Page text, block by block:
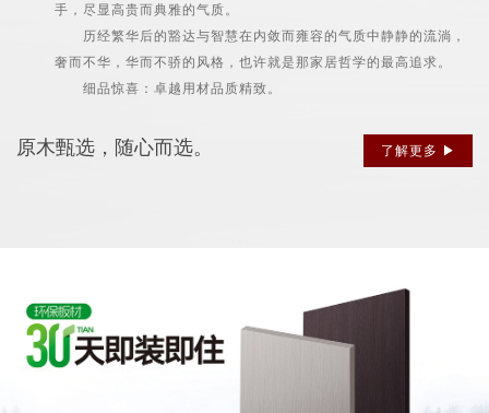
手，尽显高贵而典雅的气质。
历经繁华后的豁达与智慧在内敛而雍容的气质中静静的流淌，
奢而不华，华而不骄的风格，也许就是那家居哲学的最高追求。
细品惊喜：卓越用材品质精致。
了解更多 ▶
原木甄选，随心而选。